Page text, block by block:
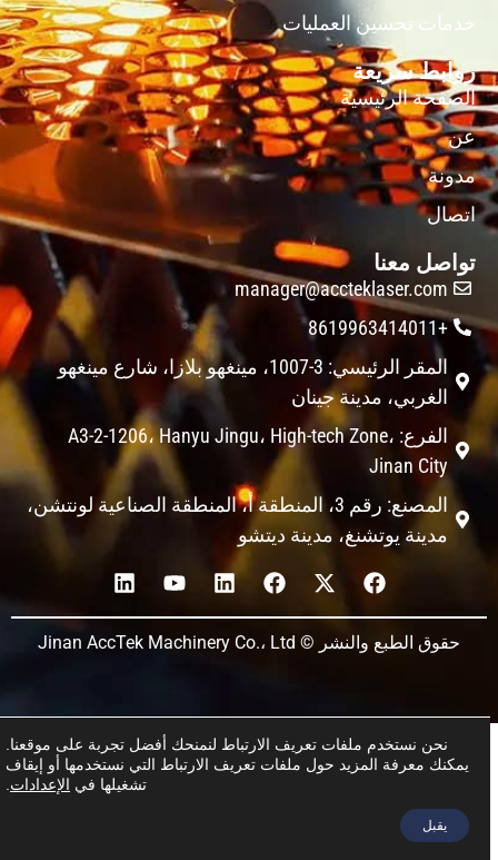
خدمات تحسين العمليات
روابط سريعة
الصفحة الرئيسية
عن
مدونة
اتصال
تواصل معنا
manager@accteklaser.com
+8619963414011
المقر الرئيسي: 3-1007، مينغهو بلازا، شارع مينغهو
الغربي، مدينة جينان
الفرع: A3-2-1206، Hanyu Jingu، High-tech Zone،
Jinan City
المصنع: رقم 3، المنطقة أ، المنطقة الصناعية لونتشن،
مدينة يوتشنغ، مدينة ديتشو
حقوق الطبع والنشر © Jinan AccTek Machinery Co.، Ltd
نحن نستخدم ملفات تعريف الارتباط لنمنحك أفضل تجربة على موقعنا.
يمكنك معرفة المزيد حول ملفات تعريف الارتباط التي نستخدمها أو إيقاف
تشغيلها في الإعدادات.
يقبل